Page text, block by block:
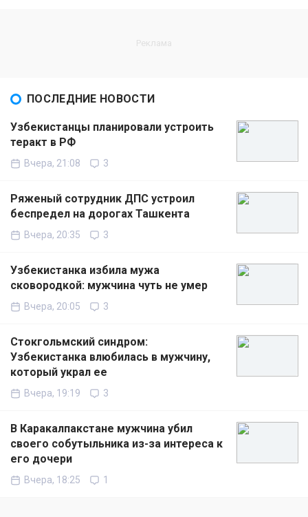
ПОСЛЕДНИЕ НОВОСТИ
Узбекистанцы планировали устроить
теракт в РФ
Вчера, 21:08 3
Ряженый сотрудник ДПС устроил
беспредел на дорогах Ташкента
Вчера, 20:35 3
Узбекистанка избила мужа
сковородкой: мужчина чуть не умер
Вчера, 20:05 3
Стокгольмский синдром:
Узбекистанка влюбилась в мужчину,
который украл ее
Вчера, 19:19 3
В Каракалпакстане мужчина убил
своего собутыльника из-за интереса к
его дочери
Вчера, 18:25 1